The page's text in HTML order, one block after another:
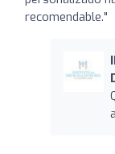
recomendable."